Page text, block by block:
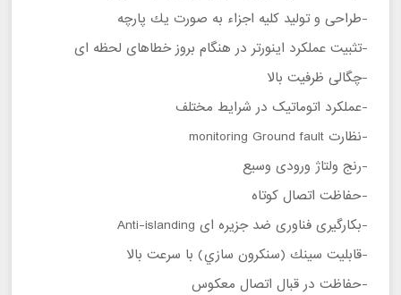
-طراحی و توليد كليه اجزاء به صورت يك پارچه
-تثبيت عملكرد اينورتر در هنگام بروز خطاهای لحظه ای
-چگالی ظرفيت بالا
-عملکرد اتوماتیک در شرایط مختلف
-نظارت monitoring Ground fault
-رنج ولتاژ ورودی وسيع
-حفاظت اتصال كوتاه
-بكارگيری فناوری ضد جزيره ای Anti-islanding
-قابليت سينك (سنكرون سازي) با سرعت بالا
-حفاظت در قبال اتصال معكوس